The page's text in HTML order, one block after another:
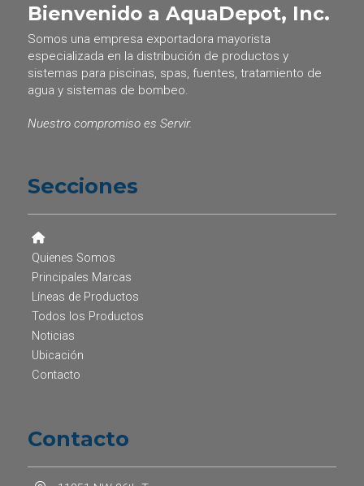
Bienvenido a AquaDepot, Inc.
Somos una empresa exportadora mayorista
especializada en la distribución de productos y
sistemas para piscinas, spas, fuentes, tratamiento de
agua y sistemas de bombeo.
Nuestro compromiso es Servir.
Secciones
Quienes Somos
Principales Marcas
Líneas de Productos
Todos los Productos
Noticias
Ubicación
Contacto
Contacto